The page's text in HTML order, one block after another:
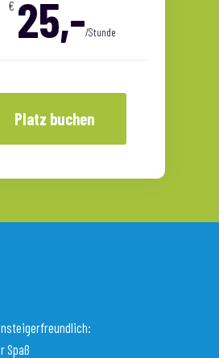
€ 25,-/Stunde
Platz buchen
Spaß